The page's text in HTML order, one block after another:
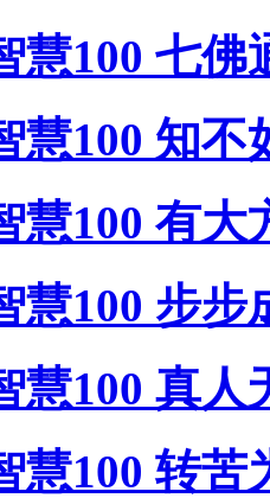
慧100 七佛
慧100 知不
慧100 有大
慧100 步步
慧100 真人
慧100 转苦